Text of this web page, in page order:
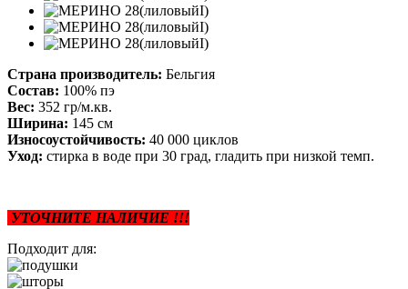
Страна производитель: Бельгия
Состав: 100% пэ
Вес: 352 гр/м.кв.
Ширина: 145 см
Износоустойчивость: 40 000 циклов
Уход: стирка в воде при 30 град, гладить при низкой темп.
УТОЧНИТЕ НАЛИЧИЕ !!!
Подходит для: